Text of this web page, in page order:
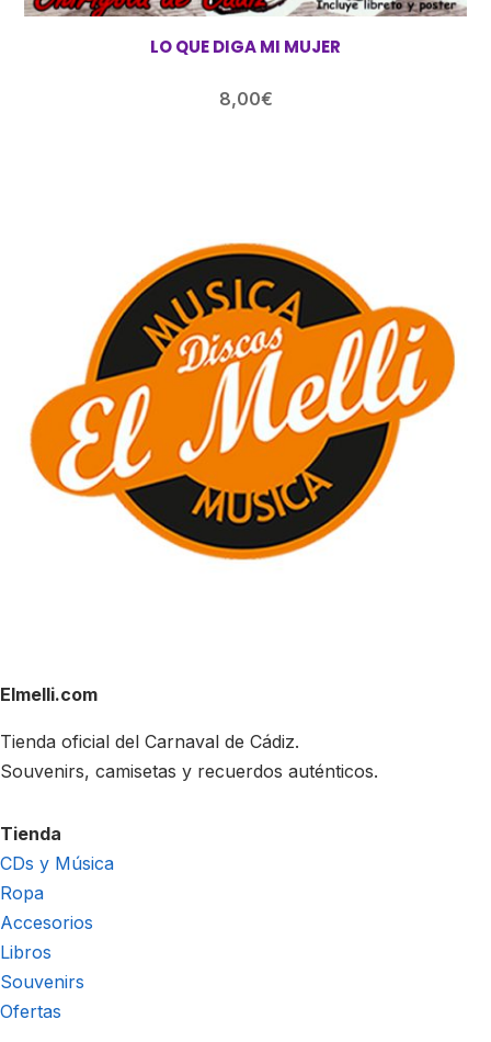
LO QUE DIGA MI MUJER
8,00€
Elmelli.com
Tienda oficial del Carnaval de Cádiz.
Souvenirs, camisetas y recuerdos auténticos.
Tienda
CDs y Música
Ropa
Accesorios
Libros
Souvenirs
Ofertas